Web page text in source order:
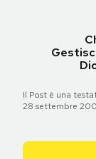
Il Post è una
28 settembre